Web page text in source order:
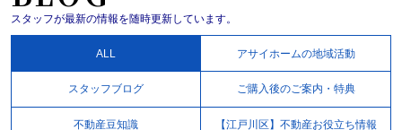
スタッフが最新の情報を随時更新しています。
ALL アサイホームの地域活動
スタッフブログ ご購入後のご案内・特典
不動産豆知識 【江戸川区】不動産お役立ち情報